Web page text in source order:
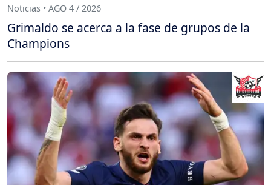
Noticias • AGO 4 / 2026
Grimaldo se acerca a la fase de grupos de la
Champions